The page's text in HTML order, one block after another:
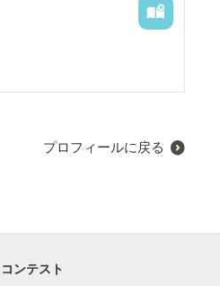
プロフィールに戻る
コンテスト